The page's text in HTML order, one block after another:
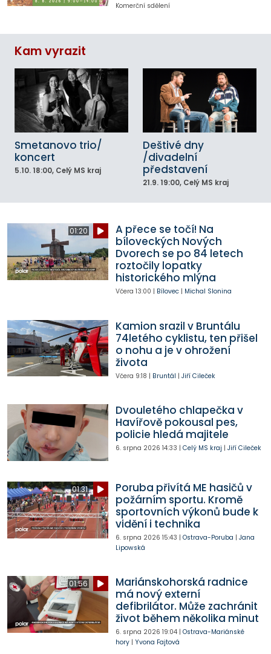
Komerční sdělení
Kam vyrazit
Smetanovo trio/
koncert
5.10. 18:00, Celý MS kraj
Deštivé dny
/divadelní
představení
21.9. 19:00, Celý MS kraj
01:20
A přece se točí! Na
bíloveckých Nových
Dvorech se po 84 letech
roztočily lopatky
historického mlýna
Včera 13:00 | Bílovec| Michal Slonina
Kamion srazil v Bruntálu
74letého cyklistu, ten přišel
o nohu a je v ohrožení
života
Včera 9:18 | Bruntál | Jiří Cileček
Dvouletého chlapečka v
Havířově pokousal pes,
policie hledá majitele
6. srpna 2026 14:33 | Celý MS kraj | Jiří Cileček
01:31
Poruba přivítá ME hasičů v
požárním sportu. Kromě
sportovních výkonů bude k
vidění i technika
6. srpna 2026 15:43 | Ostrava-Poruba | Jana
Lipowská
01:56
Mariánskohorská radnice
má nový externí
defibrilátor. Může zachránit
život během několika minut
6. srpna 2026 19:04| Ostrava-Mariánské
hory| Yvona Fajtová